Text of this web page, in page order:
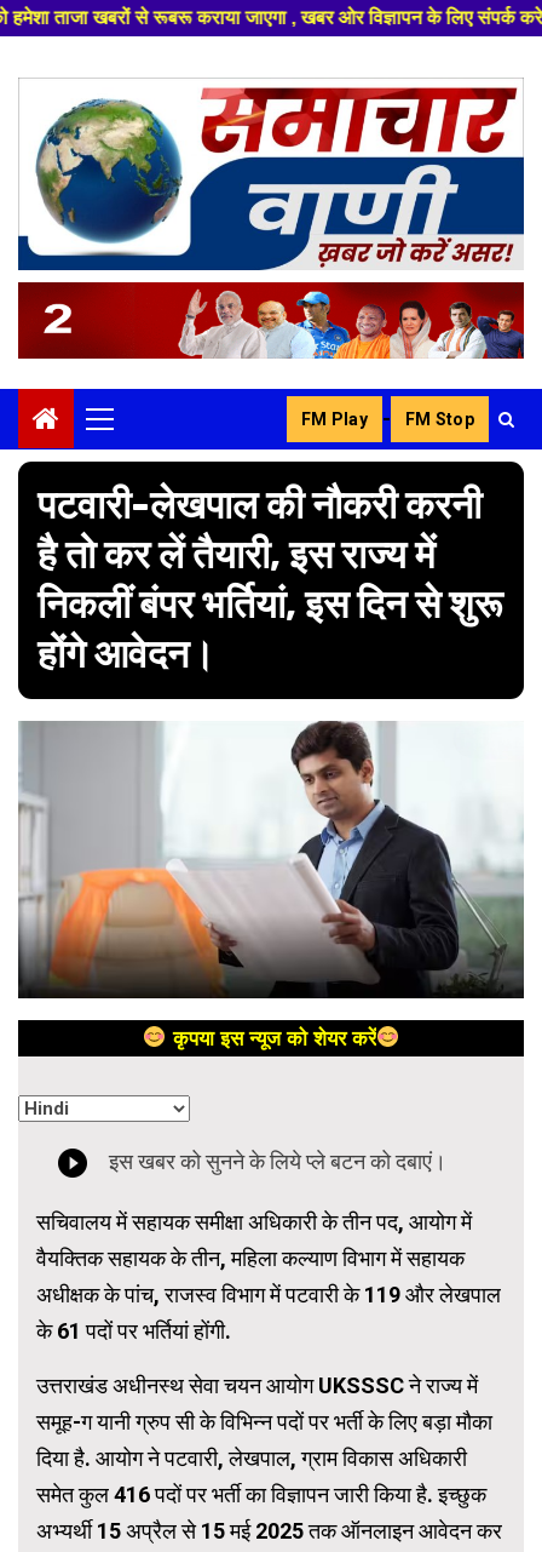
जाएगा , खबर ओर विज्ञापन के लिए संपर्क करे +91 8329626839
content
Primary
Menu
FM Play - FM Stop
पटवारी-लेखपाल की नौकरी करनी
है तो कर लें तैयारी, इस राज्य में
निकलीं बंपर भर्तियां, इस दिन से शुरू
होंगे आवेदन।
कृपया इस न्यूज को शेयर करें
सचिवालय में सहायक समीक्षा अधिकारी के तीन पद, आयोग में
वैयक्तिक सहायक के तीन, महिला कल्याण विभाग में सहायक
अधीक्षक के पांच, राजस्व विभाग में पटवारी के 119 और लेखपाल
के 61 पदों पर भर्तियां होंगी.
उत्तराखंड अधीनस्थ सेवा चयन आयोग UKSSSC ने राज्य में
समूह-ग यानी ग्रुप सी के विभिन्न पदों पर भर्ती के लिए बड़ा मौका
दिया है. आयोग ने पटवारी, लेखपाल, ग्राम विकास अधिकारी
समेत कुल 416 पदों पर भर्ती का विज्ञापन जारी किया है. इच्छुक
अभ्यर्थी 15 अप्रैल से 15 मई 2025 तक ऑनलाइन आवेदन कर